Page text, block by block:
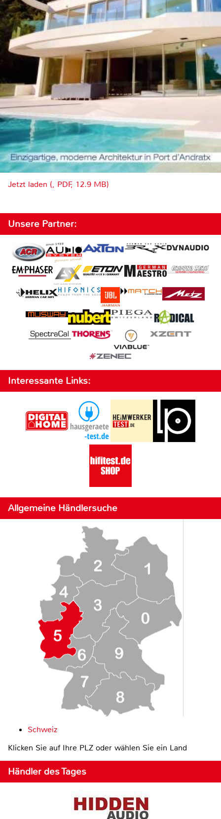
Jetzt laden (, PDF, 12.9 MB)
Unsere Partner:
Interessante Links:
Allgemeine Händlersuche
Schweiz
Klicken Sie auf Ihre PLZ oder wählen Sie ein Land
Händler des Tages